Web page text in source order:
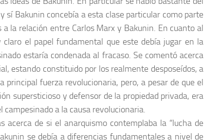
sí Bakunin concebía a esta clase particular como parte
la relación entre Carlos Marx y Bakunin. En cuanto al
el papel fundamental que este debía jugar en la
estaría condenada al fracaso. Se comentó acerca
estando constituido por los realmente desposeídos, a
principal fuerza revolucionaria, pero, a pesar de que el
supersticioso y defensor de la propiedad privada, era
a la causa revolucionaria.
de si el anarquismo contemplaba la “lucha de
se debía a diferencias fundamentales a nivel de